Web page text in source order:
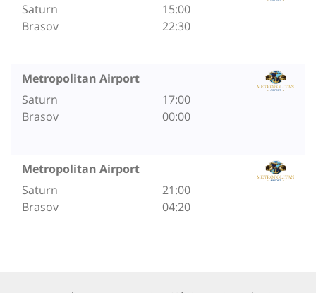
Saturn
Brasov
15:00
22:30
Metropolitan Airport
Saturn
Brasov
17:00
00:00
Metropolitan Airport
Saturn
Brasov
21:00
04:20